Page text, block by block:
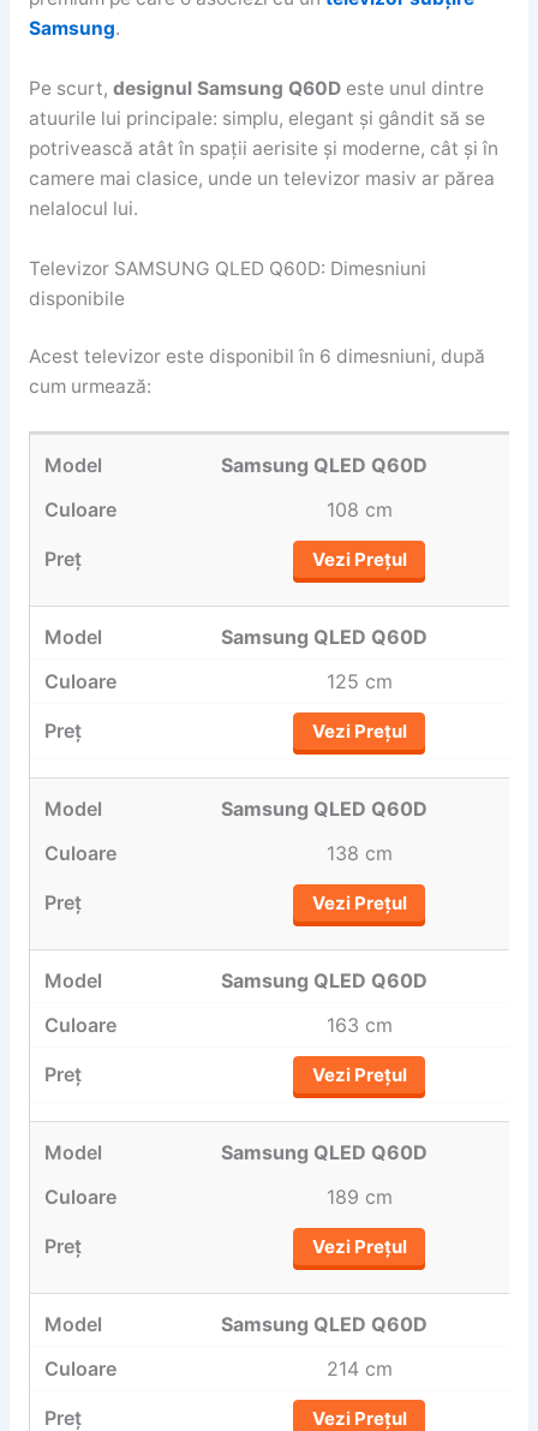
Samsung.
Pe scurt, designul Samsung Q60Deste unul dintre
atuurile lui principale: simplu, elegant și gândit să se
potrivească atât în spații aerisite și moderne, cât și în
camere mai clasice, unde un televizor masiv ar părea
nelalocul lui.
Televizor SAMSUNG QLED Q60D: Dimesniuni
disponibile
Acest televizor este disponibil în 6 dimesniuni, după
cum urmează:
Samsung QLED Q60D
108 cm
Vezi Prețul
Samsung QLED Q60D
125 cm
Vezi Prețul
Samsung QLED Q60D
138 cm
Vezi Prețul
Samsung QLED Q60D
163 cm
Vezi Prețul
Samsung QLED Q60D
189 cm
Vezi Prețul
Samsung QLED Q60D
214 cm
Vezi Prețul